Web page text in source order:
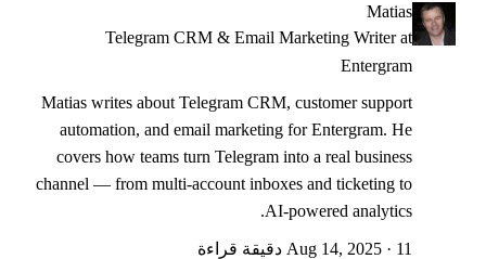
Matias
Telegram CRM & Email Marketing Writer at
Entergram
Matias writes about Telegram CRM, customer support
automation, and email marketing for Entergram. He
covers how teams turn Telegram into a real business
channel — from multi-account inboxes and ticketing to
AI-powered analytics.
Aug 14, 2025 · 11 دقيقة قراءة